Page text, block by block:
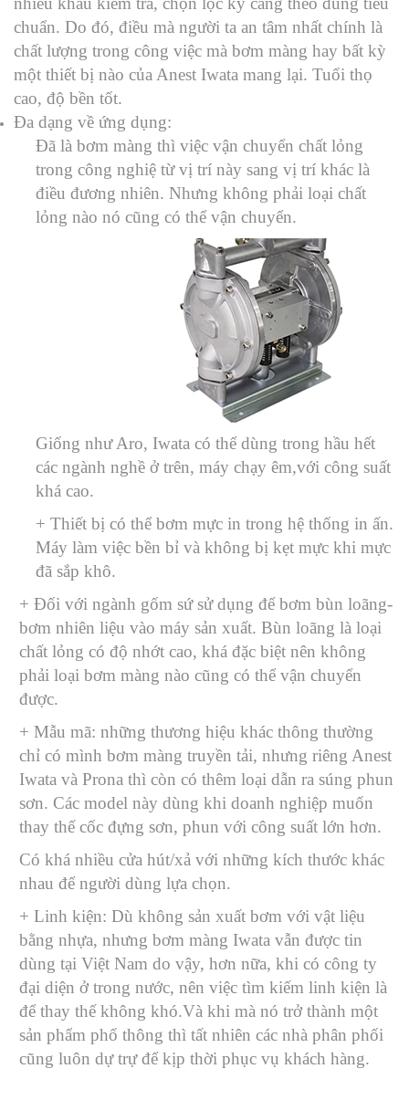
chuẩn. Do đó, điều mà người ta an tâm nhất chính là
chất lượng trong công việc mà bơm màng hay bất kỳ
một thiết bị nào của Anest Iwata mang lại. Tuổi thọ
cao, độ bền tốt.
Đa dạng về ứng dụng:
Đã là bơm màng thì việc vận chuyển chất lỏng
trong công nghiệ từ vị trí này sang vị trí khác là
điều đương nhiên. Nhưng không phải loại chất
lỏng nào nó cũng có thể vận chuyển.
Giống như Aro, Iwata có thể dùng trong hầu hết
các ngành nghề ở trên, máy chạy êm,với công suất
khá cao.
+ Thiết bị có thể bơm mực in trong hệ thống in ấn.
Máy làm việc bền bỉ và không bị kẹt mực khi mực
đã sắp khô.
+ Đối với ngành gốm sứ sử dụng để bơm bùn loãng-
bơm nhiên liệu vào máy sản xuất. Bùn loãng là loại
chất lỏng có độ nhớt cao, khá đặc biệt nên không
phải loại bơm màng nào cũng có thể vận chuyển
được.
+ Mẫu mã: những thương hiệu khác thông thường
chỉ có mình bơm màng truyền tải, nhưng riêng Anest
Iwata và Prona thì còn có thêm loại dẫn ra súng phun
sơn. Các model này dùng khi doanh nghiệp muốn
thay thế cốc đựng sơn, phun với công suất lớn hơn.
Có khá nhiều cửa hút/xả với những kích thước khác
nhau để người dùng lựa chọn.
+ Linh kiện: Dù không sản xuất bơm với vật liệu
bằng nhựa, nhưng bơm màng Iwata vẫn được tin
dùng tại Việt Nam do vậy, hơn nữa, khi có công ty
đại diện ở trong nước, nên việc tìm kiếm linh kiện là
để thay thế không khó.Và khi mà nó trở thành một
sản phẩm phổ thông thì tất nhiên các nhà phân phối
cũng luôn dự trự để kịp thời phục vụ khách hàng.